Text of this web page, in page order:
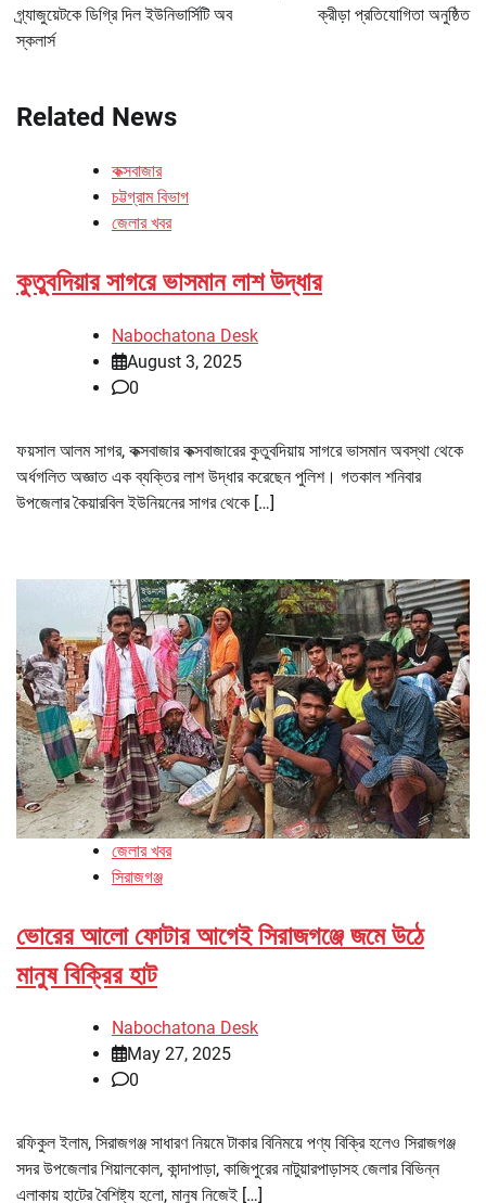
গ্র্যাজুয়েটকে ডিগ্রি দিল ইউনিভার্সিটি অব
স্কলার্স
ক্রীড়া প্রতিযোগিতা অনুষ্ঠিত
Related News
কক্সবাজার
চট্টগ্রাম বিভাগ
জেলার খবর
কুতুবদিয়ার সাগরে ভাসমান লাশ উদ্ধার
Nabochatona Desk
August 3, 2025
0
ফয়সাল আলম সাগর, কক্সবাজার কক্সবাজারের কুতুবদিয়ায় সাগরে ভাসমান অবস্থা থেকে
অর্ধগলিত অজ্ঞাত এক ব্যক্তির লাশ উদ্ধার করেছেন পুলিশ। গতকাল শনিবার
উপজেলার কৈয়ারবিল ইউনিয়নের সাগর থেকে […]
জেলার খবর
সিরাজগঞ্জ
ভোরের আলো ফোটার আগেই সিরাজগঞ্জে জমে উঠে
মানুষ বিক্রির হাট
Nabochatona Desk
May 27, 2025
0
রফিকুল ইলাম, সিরাজগঞ্জ সাধারণ নিয়মে টাকার বিনিময়ে পণ্য বিক্রি হলেও সিরাজগঞ্জ
সদর উপজেলার শিয়ালকোল, কান্দাপাড়া, কাজিপুরের নাটুয়ারপাড়াসহ জেলার বিভিন্ন
এলাকায় হাটের বৈশিষ্ট্য হলো, মানুষ নিজেই […]